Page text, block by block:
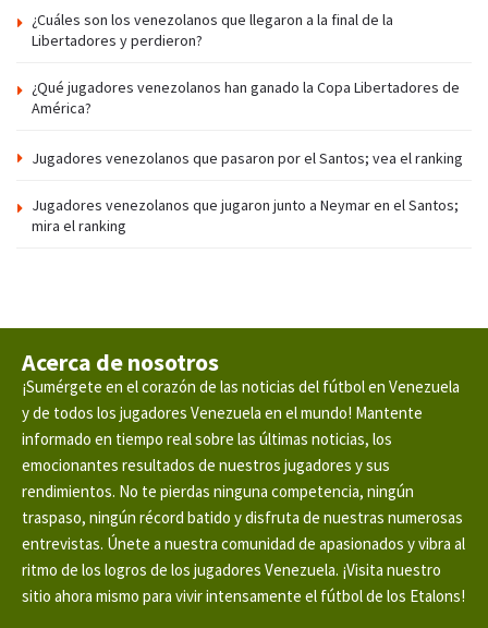
¿Cuáles son los venezolanos que llegaron a la final de la
Libertadores y perdieron?
¿Qué jugadores venezolanos han ganado la Copa Libertadores de
América?
Jugadores venezolanos que pasaron por el Santos; vea el ranking
Jugadores venezolanos que jugaron junto a Neymar en el Santos;
mira el ranking
Acerca de nosotros
¡Sumérgete en el corazón de las noticias del fútbol en Venezuela
y de todos los jugadores Venezuela en el mundo! Mantente
informado en tiempo real sobre las últimas noticias, los
emocionantes resultados de nuestros jugadores y sus
rendimientos. No te pierdas ninguna competencia, ningún
traspaso, ningún récord batido y disfruta de nuestras numerosas
entrevistas. Únete a nuestra comunidad de apasionados y vibra al
ritmo de los logros de los jugadores Venezuela. ¡Visita nuestro
sitio ahora mismo para vivir intensamente el fútbol de los Etalons!